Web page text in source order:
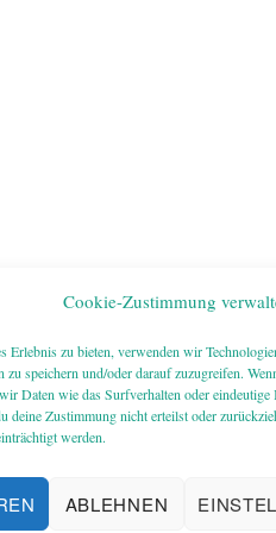
Cookie-Zustimmung
Erlebnis zu bieten, verwenden wir
zu speichern und/oder darauf zuzugreifen.
Daten wie das Surfverhalten oder eindeutige
deine Zustimmung nicht erteilst oder
werden.
ABLEHNEN